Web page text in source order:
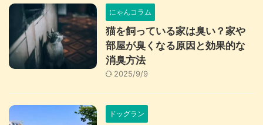
にゃんコラム
猫を飼っている家は臭い？家や
部屋が臭くなる原因と効果的な
消臭方法
2025/9/9
ドッグラン